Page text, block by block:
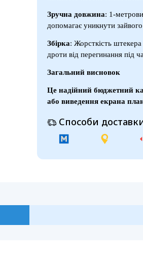
Зручна довжина: 1-
допомагає уникнути
Збірка: Жорсткість
дроти від перегинання під
Загальний висновок
Це надійний бюджетний
або виведення екрана
Способи